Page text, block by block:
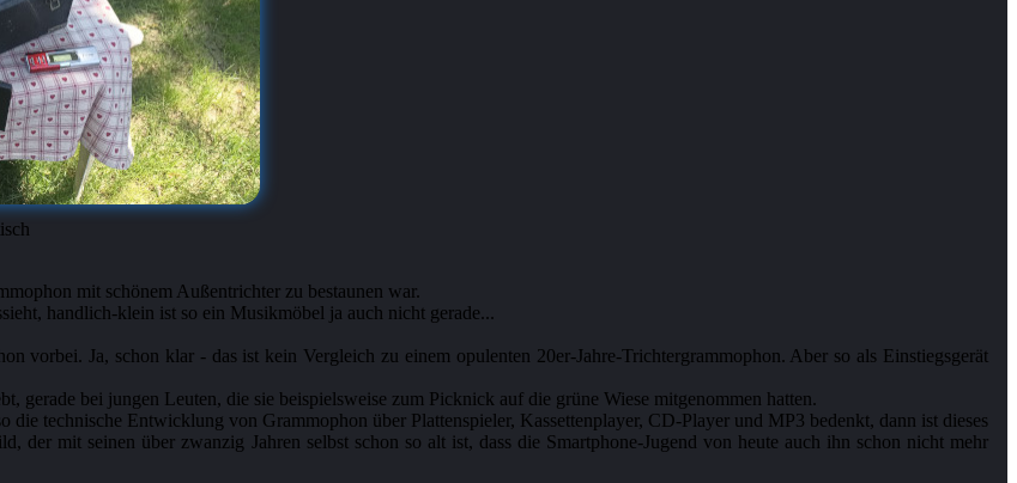
mit schönem Außentrichter zu bestaunen war.
handlich-klein ist so ein Musikmöbel ja auch nicht gerade...
vorbei. Ja, schon klar - das ist kein Vergleich zu einem opulenten 20er-Jahre-Trichtergrammophon. Aber so als Einstiegsgerät
gerade bei jungen Leuten, die sie beispielsweise zum Picknick auf die grüne Wiese mitgenommen hatten.
technische Entwicklung von Grammophon über Plattenspieler, Kassettenplayer, CD-Player und MP3 bedenkt, dann ist dieses
der mit seinen über zwanzig Jahren selbst schon so alt ist, dass die Smartphone-Jugend von heute auch ihn schon nicht mehr